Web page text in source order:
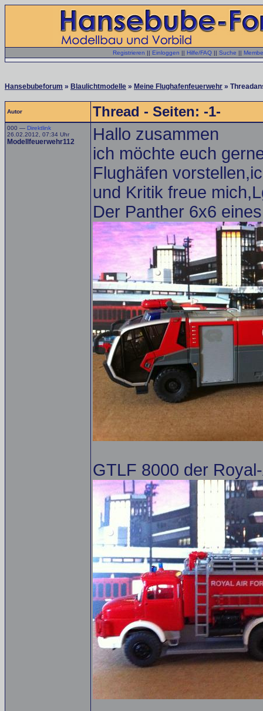
Registrieren || Einloggen || Hilfe/FAQ || Suche ||
Hansebubeforum » Blaulichtmodelle » Meine Flughafenfeuerwehr »
Autor Thread - Seiten: -1-
000 — Direktlink
26.02.2012, 07:34 Uhr
Modellfeuerwehr112
Hallo zusammen
ich möchte euch
Flughäfen
und Kritik freue
Der Panther 6x6
GTLF 8000 der